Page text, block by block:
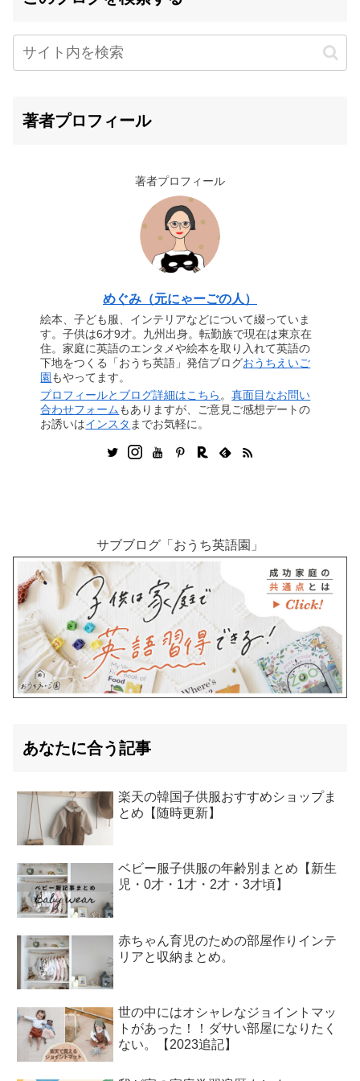
著者プロフィール
著者プロフィール
めぐみ（元にゃーごの人）
絵本、子ども服、インテリアなどについて綴っていま
す。子供は6才9才。九州出身。転勤族で現在は東京在
住。家庭に英語のエンタメや絵本を取り入れて英語の
下地をつくる「おうち英語」発信ブログおうちえいご
園 もやってます。
プロフィールとブログ詳細はこちら。真面目なお問い
合わせフォームもありますが、ご意見ご感想デートの
お誘いはインスタ までお気軽に。
サブブログ「おうち英語園」
あなたに合う記事
楽天の韓国子供服おすすめショップま
とめ【随時更新】
ベビー服子供服の年齢別まとめ【新生
児・0才・1才・2才・3才頃】
赤ちゃん育児のための部屋作りインテ
リアと収納まとめ。
世の中にはオシャレなジョイントマッ
トがあった！！ダサい部屋になりたく
ない。【2023追記】